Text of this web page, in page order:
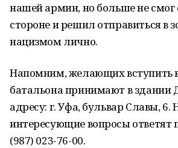
нашей армии, но больше не смог
стороне и решил отправиться в
нацизмом лично.
Напомним, желающих вступить
батальона принимают в
адресу: г. Уфа, бульвар Славы, 6.
интересующие вопросы ответят
(987) 023-76-00.